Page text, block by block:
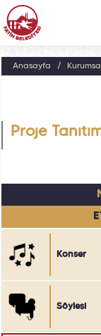
Anasayfa Kurumsal
Proje
Konser
Söyleşi